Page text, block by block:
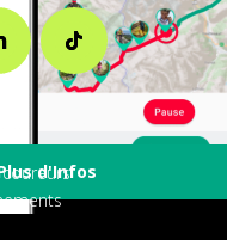
d'Infos